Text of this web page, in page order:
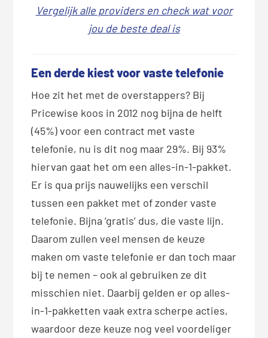
Vergelijk alle providers en check wat voor
jou de beste deal is
Een derde kiest voor vaste telefonie
Hoe zit het met de overstappers? Bij
Pricewise koos in 2012 nog bijna de helft
(45%) voor een contract met vaste
telefonie, nu is dit nog maar 29%. Bij 93%
hiervan gaat het om een alles-in-1-pakket.
Er is qua prijs nauwelijks een verschil
tussen een pakket met of zonder vaste
telefonie. Bijna ‘gratis’ dus, die vaste lijn.
Daarom zullen veel mensen de keuze
maken om vaste telefonie er dan toch maar
bij te nemen – ook al gebruiken ze dit
misschien niet. Daarbij gelden er op alles-
in-1-pakketten vaak extra scherpe acties,
waardoor deze keuze nog veel voordeliger